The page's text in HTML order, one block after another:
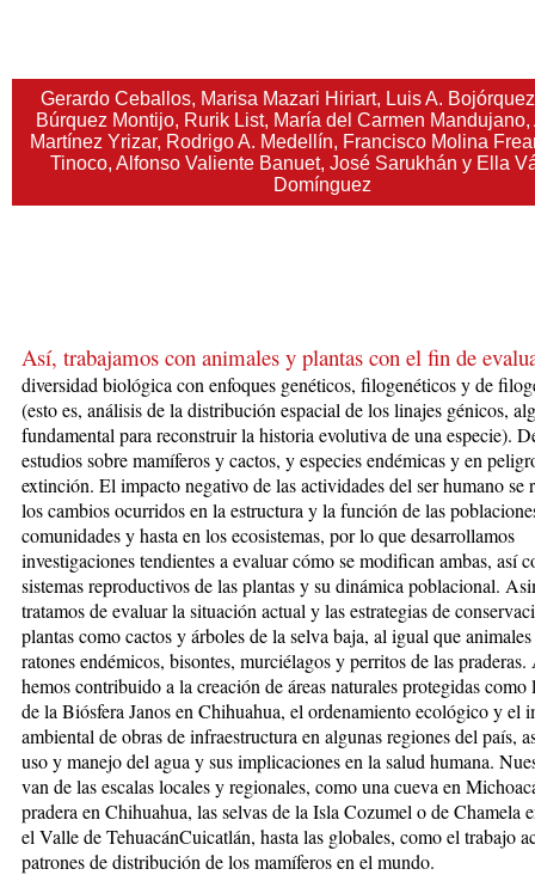
Gerardo Ceballos, Marisa Mazari Hiriart, Luis A.
Búrquez Montijo, Rurik List, María del Carmen
Martínez Yrizar, Rodrigo A. Medellín, Francisco Molina
Tinoco, Alfonso Valiente Banuet, José Sarukhán y Ella
Domínguez
Así, trabajamos con animales y plantas con el fin de
diversidad biológica con enfoques genéticos, filogenéticos y de
(esto es, análisis de la distribución espacial de los linajes génicos,
fundamental para reconstruir la historia evolutiva de una especie).
estudios sobre mamíferos y cactos, y especies endémicas y en
extinción. El impacto negativo de las actividades del ser humano se
los cambios ocurridos en la estructura y la función de las
comunidades y hasta en los ecosistemas, por lo que desarrollamos
investigaciones tendientes a evaluar cómo se modifican ambas, así
sistemas reproductivos de las plantas y su dinámica poblacional.
tratamos de evaluar la situación actual y las estrategias de
plantas como cactos y árboles de la selva baja, al igual que
ratones endémicos, bisontes, murciélagos y perritos de las praderas.
hemos contribuido a la creación de áreas naturales protegidas como
de la Biósfera Janos en Chihuahua, el ordenamiento ecológico y el
ambiental de obras de infraestructura en algunas regiones del país,
uso y manejo del agua y sus implicaciones en la salud humana.
van de las escalas locales y regionales, como una cueva en
pradera en Chihuahua, las selvas de la Isla Cozumel o de Chamela
el Valle de TehuacánCuicatlán, hasta las globales, como el trabajo
patrones de distribución de los mamíferos en el mundo.